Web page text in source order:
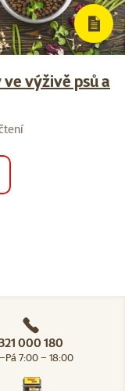
výživě psů a
000 180
7:00 – 18:00